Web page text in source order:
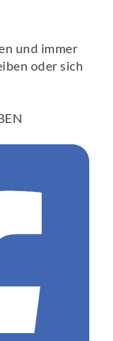
und immer
oder sich